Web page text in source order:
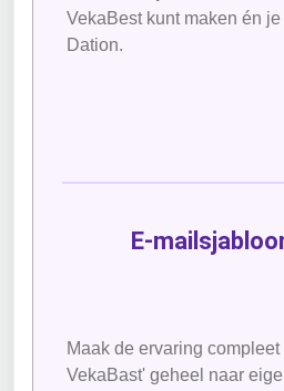
VekaBest kunt maken én
Dation.
E-
Maak de ervaring
VekaBast' geheel naar